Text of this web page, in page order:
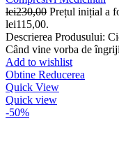
lei230,00 Prețul inițial a
lei115,00.
Descrierea Produsului:
Când vine vorba de
Add to wishlist
Obtine Reducerea
Quick View
Quick view
-50%